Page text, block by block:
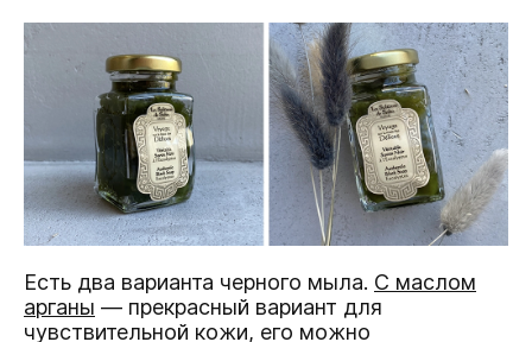
Есть два варианта черного мыла. С маслом
арганы — прекрасный вариант для
чувствительной кожи, его можно